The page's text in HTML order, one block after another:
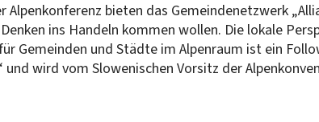
bieten das Gemeindenetzwerk
ins Handeln kommen wollen. Die lokale
Gemeinden und Städte im Alpenraum ist ein
wird vom Slowenischen Vorsitz der